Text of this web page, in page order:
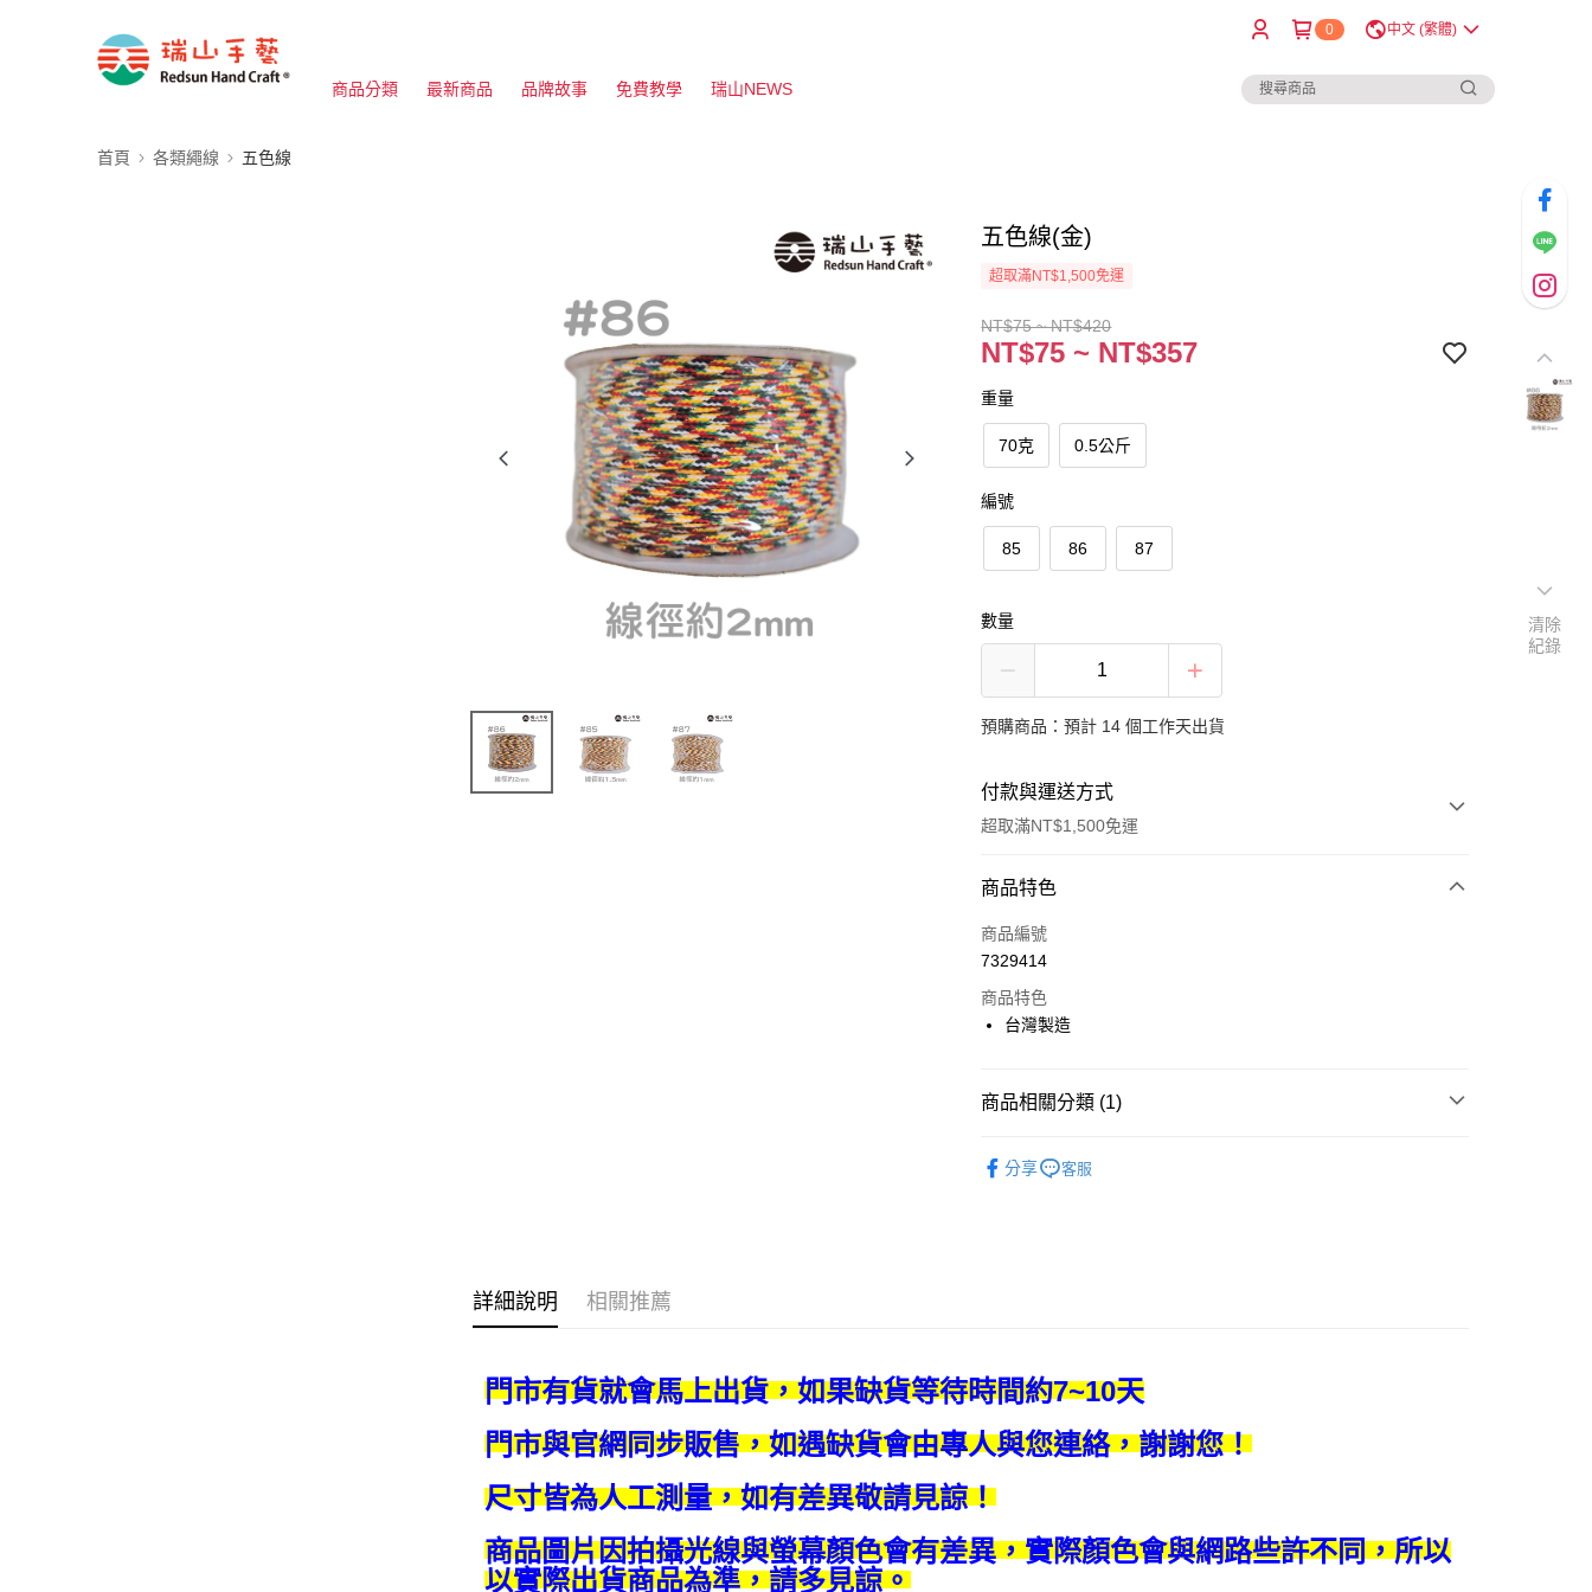
0 中文 (繁體)
商品分類 最新商品 品牌故事 免費教學 瑞山NEWS
首頁 各類繩線 五色線
五色線(金)
超取滿NT$1,500免運
NT$75 ~ NT$420
NT$75 ~ NT$357
重量
70克 0.5公斤
編號
85 86 87
數量
預購商品：預計 14 個工作天出貨
付款與運送方式
超取滿NT$1,500免運
付款方式
信用卡一次付款
Apple Pay
悠遊付
運送方式
7-11取貨付款
每筆NT$60，滿NT$1,500(含以上)免運費
付款後7-11取貨
每筆NT$60，滿NT$1,500(含以上)免運費
每筆NT$130，滿NT$2,000(含以上)免運費
商品特色
商品編號
7329414
商品特色
台灣製造
商品相關分類 (1)
分享
客服
詳細說明 相關推薦
門市有貨就會馬上出貨，如果缺貨等待時間約7~10天
門市與官網同步販售，如遇缺貨會由專人與您連絡，謝謝您！
尺寸皆為人工測量，如有差異敬請見諒！
商品圖片因拍攝光線與螢幕顏色會有差異，實際顏色會與網路些許不同，所以
以實際出貨商品為準，請多見諒。
清除
紀錄